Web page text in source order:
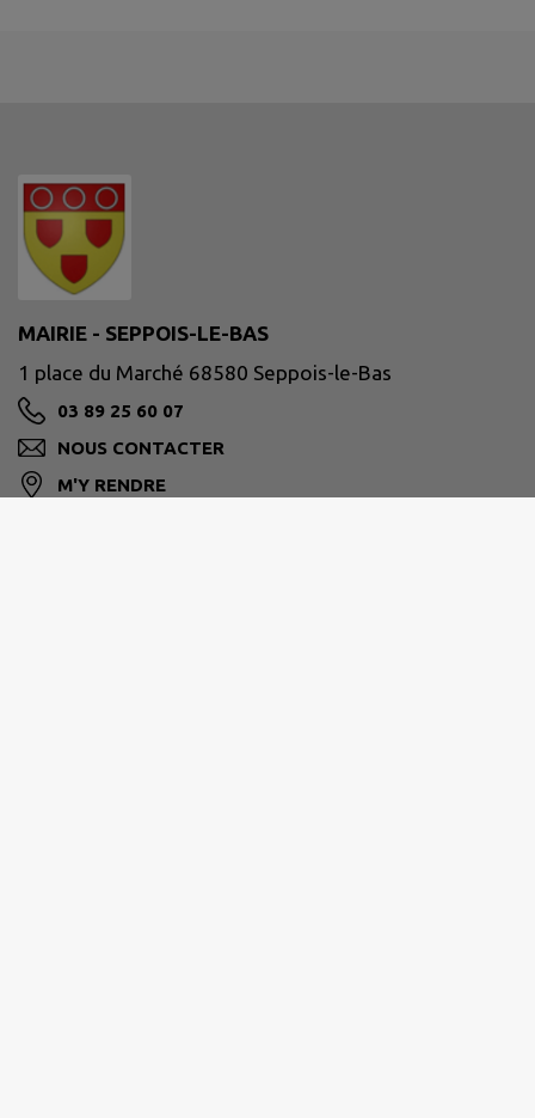
MAIRIE - SEPPOIS-LE-BAS
1 place du Marché 68580 Seppois-le-Bas
03 89 25 60 07
NOUS CONTACTER
M'Y RENDRE